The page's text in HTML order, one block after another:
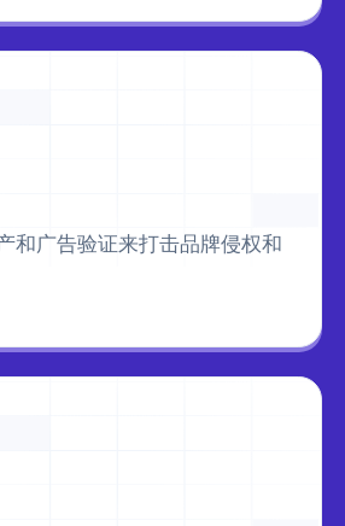
和广告验证来打击品牌侵权和